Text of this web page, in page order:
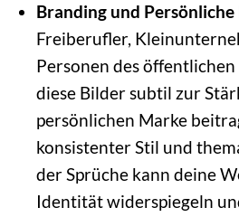
Branding und Persönliche
Freiberufler,
Personen des öffentlichen
diese Bilder subtil zur
persönlichen Marke
konsistenter Stil und
der Sprüche kann deine
Identität widerspiegeln